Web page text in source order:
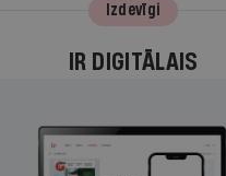
Izdevīgi
IR DIGITĀLAIS